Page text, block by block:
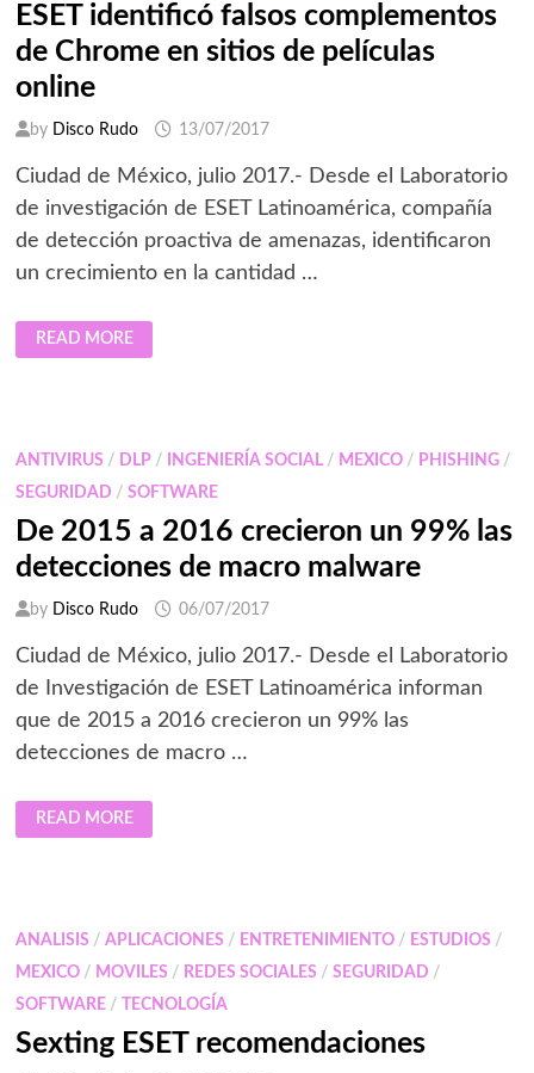
ESET identificó falsos complementos
de Chrome en sitios de películas
online
by Disco Rudo 13/07/2017
Ciudad de México, julio 2017.- Desde el Laboratorio
de investigación de ESET Latinoamérica, compañía
de detección proactiva de amenazas, identificaron
un crecimiento en la cantidad …
ESET
IDENTIFICÓ
FALSOS
DE
ONLINE
READ MORE
ANTIVIRUS / DLP/ INGENIERÍA SOCIAL/ MEXICO/ PHISHING/
SEGURIDAD / SOFTWARE
De 2015 a 2016 crecieron un 99% las
detecciones de macro malware
by Disco Rudo 06/07/2017
Ciudad de México, julio 2017.- Desde el Laboratorio
de Investigación de ESET Latinoamérica informan
que de 2015 a 2016 crecieron un 99% las
detecciones de macro …
DE
2015
A
DETECCIONES
MACRO
MALWARE
READ MORE
ANALISIS / APLICACIONES / ENTRETENIMIENTO/ ESTUDIOS /
MEXICO/ MOVILES / REDES SOCIALES / SEGURIDAD /
SOFTWARE/ TECNOLOGÍA
Sexting ESET recomendaciones